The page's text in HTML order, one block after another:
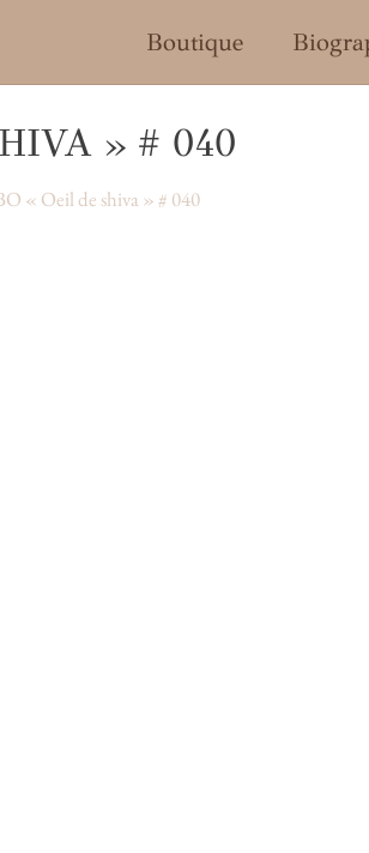
Boutique
» # 040
« Oeil de shiva » # 040